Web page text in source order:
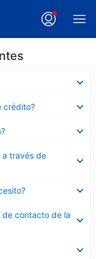
crédito?
a través de
de contacto de la